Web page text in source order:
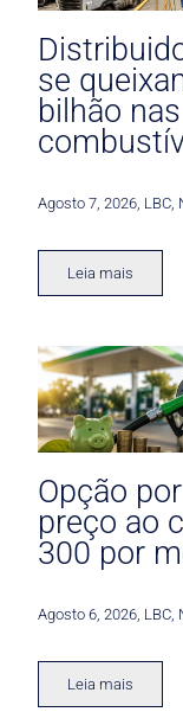
se
bilhão
Agosto 7, 2026 LBC
Leia mais
Opção
preço ao
300 por
Agosto 6, 2026 LBC
Leia mais